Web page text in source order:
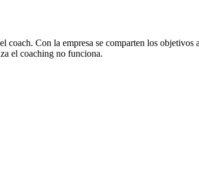
Con la empresa se comparten los objetivos
el coaching no funciona.